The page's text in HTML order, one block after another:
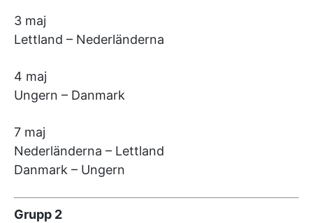
3 maj
Lettland – Nederländerna
4 maj
Ungern – Danmark
7 maj
Nederländerna – Lettland
Danmark – Ungern
Grupp 2